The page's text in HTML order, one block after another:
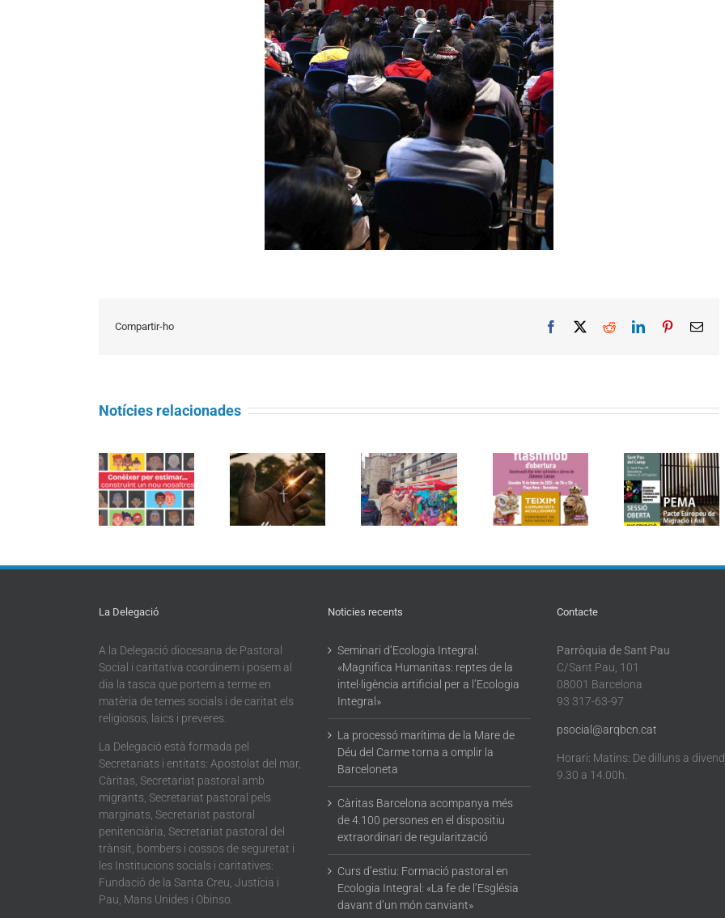
Compartir-ho Facebook RedditLinkedInPinterestEmail
Notícies relacionades
Jornada
Mundial del
Migrant i del
Refugiat 2025
3a edició de
Jornades de la
Interacció
Cultural per
«teixir
per la
interacció
entre cultures
de l’Església
de Barcelona,
Flashmob
Xerrada oberta:
PEMA Pacte
Europeu de
migració i asil
L’Església
Barcelona
acull la IV
edició de
Jornades
La Delegació
A la Delegació diocesana de Pastoral
Social i caritativa coordinem i posem al
dia la tasca que portem a terme en
matèria de temes socials i de caritat els
religiosos, laics i preveres.
La Delegació està formada pel
Secretariats i entitats: Apostolat del mar,
Càritas, Secretariat pastoral amb
migrants, Secretariat pastoral pels
marginats, Secretariat pastoral
penitenciària, Secretariat pastoral del
trànsit, bombers i cossos de seguretat i
les Institucions socials i caritatives:
Fundació de la Santa Creu, Justícia i
Pau, Mans Unides i Obinso.
Noticies recents
Seminari d’Ecologia Integral:
«Magnifica Humanitas: reptes de la
intel·ligència artificial per a l’Ecologia
Integral»
La processó marítima de la Mare de
Déu del Carme torna a omplir la
Barceloneta
Càritas Barcelona acompanya més
de 4.100 persones en el dispositiu
extraordinari de regularització
Curs d’estiu: Formació pastoral en
Ecologia Integral: «La fe de l’Església
davant d’un món canviant»
Contacte
Parròquia de Sant Pau
C/Sant Pau, 101
08001 Barcelona
93 317-63-97
psocial@arqbcn.cat
Horari: Matins: De dilluns a
9.30 a 14.00h.